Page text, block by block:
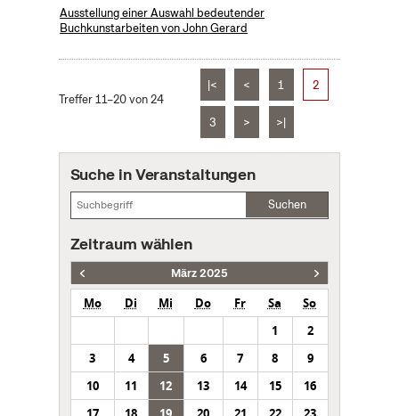
Ausstellung einer Auswahl bedeutender
Buchkunstarbeiten von John Gerard
Treffer 11–20 von 24
|< < 1 2
3 > >|
Suche in Veranstaltungen
Suchen
Zeitraum wählen
März 2025
Mo Di Mi Do Fr Sa
So
1
2
3
4 5 6 7 8
9
10
11 12 13 14 15
16